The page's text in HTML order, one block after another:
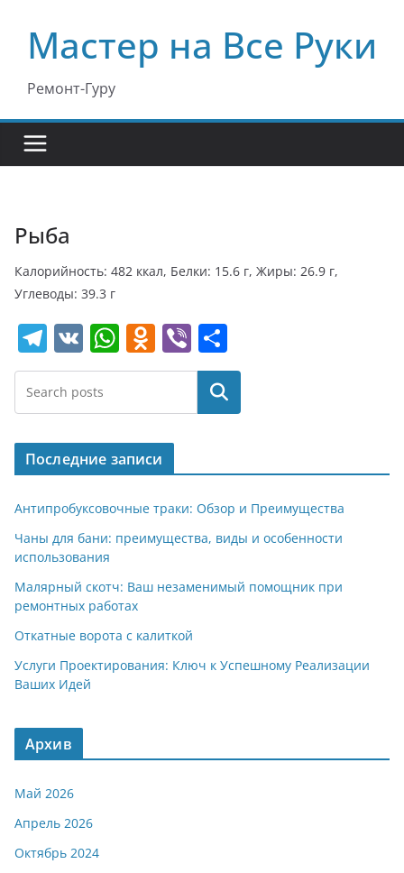
содержимому
Мастер на Все Руки
Ремонт-Гуру
Рыба
Калорийность: 482 ккал, Белки: 15.6 г, Жиры: 26.9 г,
Углеводы: 39.3 г
T
el
e
gr
a
m
V
K
W
h
s
A
p
p
O
d
o
kl
a
ss
ni
Vi
b
er
т
п
р
в
и
т
Поиск
Последние записи
Антипробуксовочные траки: Обзор и Преимущества
Чаны для бани: преимущества, виды и особенности
использования
Малярный скотч: Ваш незаменимый помощник при
ремонтных работах
Откатные ворота с калиткой
Услуги Проектирования: Ключ к Успешному Реализации
Ваших Идей
Архив
Май 2026
Апрель 2026
Октябрь 2024